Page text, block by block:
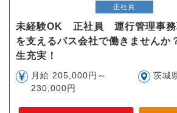
正社員
未経験OK 正社員 運行管理事
を支えるバス会社で働きません
生充実！
月給 205,000円～
230,000円
茨城